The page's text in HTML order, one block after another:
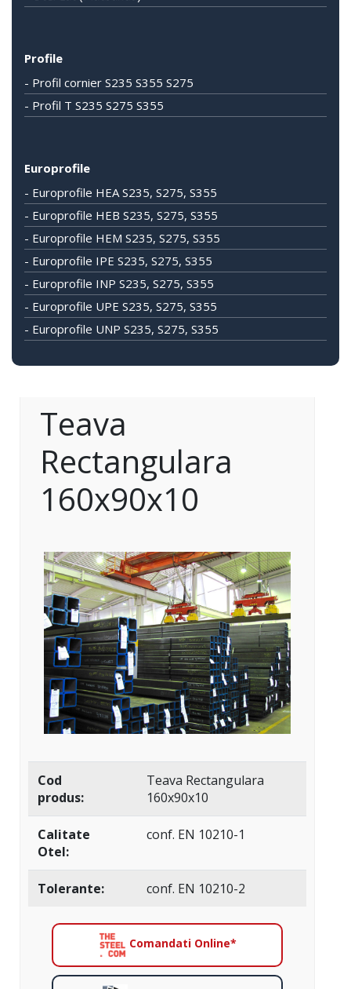
Profile
- Profil cornier S235 S355 S275
- Profil T S235 S275 S355
Europrofile
- Europrofile HEA S235, S275, S355
- Europrofile HEB S235, S275, S355
- Europrofile HEM S235, S275, S355
- Europrofile IPE S235, S275, S355
- Europrofile INP S235, S275, S355
- Europrofile UPE S235, S275, S355
- Europrofile UNP S235, S275, S355
Teava
Rectangulara
160x90x10
Cod
produs:
Teava Rectangulara
160x90x10
Calitate
Otel:
conf. EN 10210-1
Tolerante: conf. EN 10210-2
Comandati Online*